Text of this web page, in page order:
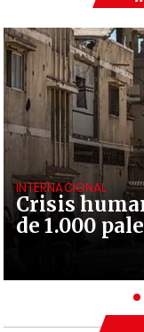
Crisis
de 1.000
INTERNACIONAL